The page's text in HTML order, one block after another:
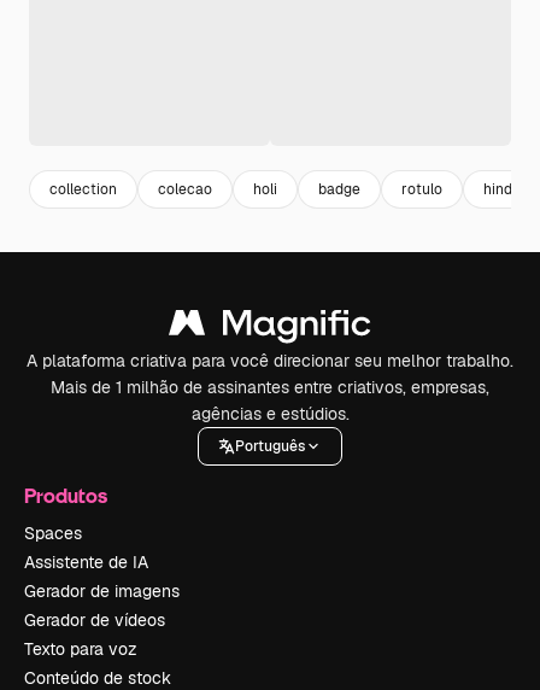
collection colecao holi badge rotulo hindu
A plataforma criativa para você direcionar seu melhor trabalho.
Mais de 1 milhão de assinantes entre criativos, empresas,
agências e estúdios.
Português
Produtos
Spaces
Assistente de IA
Gerador de imagens
Gerador de vídeos
Texto para voz
Conteúdo de stock